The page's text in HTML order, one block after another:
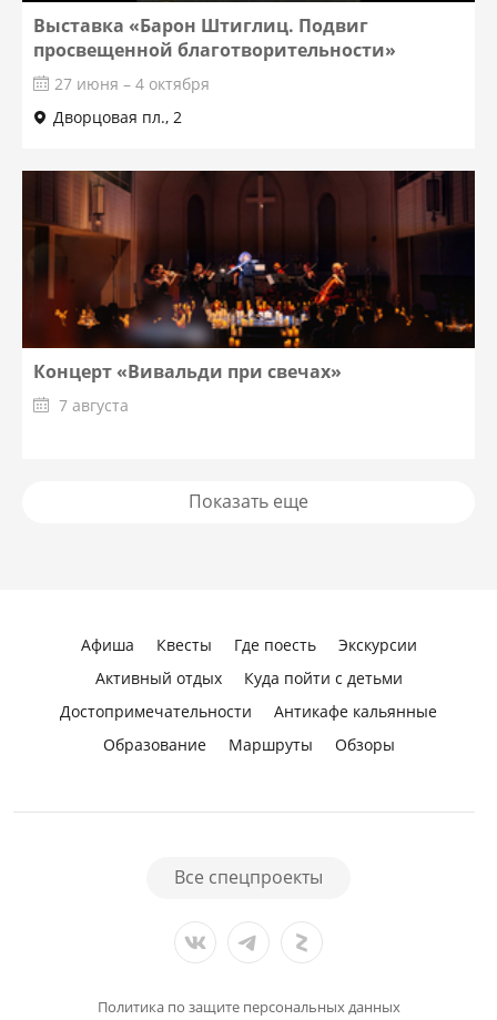
Выставка «Барон Штиглиц. Подвиг
просвещенной благотворительности»
27 июня – 4 октября
Дворцовая пл., 2
Концерт «Вивальди при свечах»
7 августа
Показать еще
Афиша Квесты Где поесть
Экскурсии
Активный отдых
Куда пойти с детьми
Достопримечательности
Антикафе кальянные
Образование
Маршруты Обзоры
Все спецпроекты
Политика по защите персональных данных